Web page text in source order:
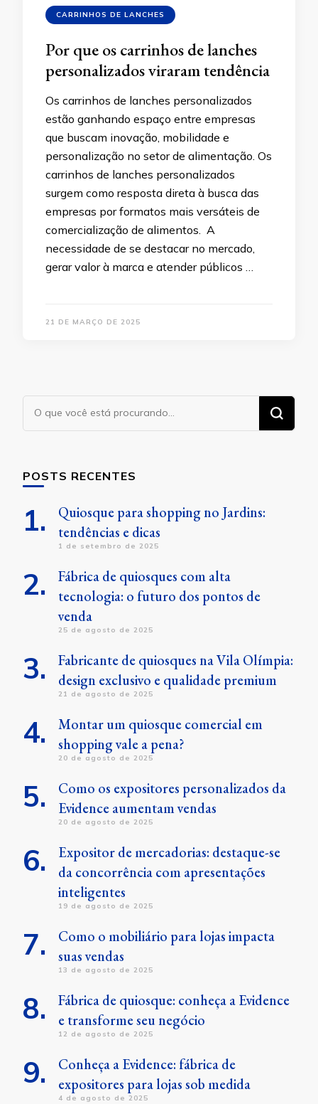
CARRINHOS DE LANCHES
Por que os carrinhos de lanches
personalizados viraram tendência
Os carrinhos de lanches personalizados
estão ganhando espaço entre empresas
que buscam inovação, mobilidade e
personalização no setor de alimentação. Os
carrinhos de lanches personalizados
surgem como resposta direta à busca das
empresas por formatos mais versáteis de
comercialização de alimentos. A
necessidade de se destacar no mercado,
gerar valor à marca e atender públicos …
21 DE MARÇO DE 2025
Procurando
algo?
POSTS RECENTES
Quiosque para shopping no Jardins:
tendências e dicas
1 de setembro de 2025
Fábrica de quiosques com alta
tecnologia: o futuro dos pontos de
venda
25 de agosto de 2025
Fabricante de quiosques na Vila Olímpia:
design exclusivo e qualidade premium
21 de agosto de 2025
Montar um quiosque comercial em
shopping vale a pena?
20 de agosto de 2025
Como os expositores personalizados da
Evidence aumentam vendas
20 de agosto de 2025
Expositor de mercadorias: destaque-se
da concorrência com apresentações
inteligentes
19 de agosto de 2025
Como o mobiliário para lojas impacta
suas vendas
13 de agosto de 2025
Fábrica de quiosque: conheça a Evidence
e transforme seu negócio
12 de agosto de 2025
Conheça a Evidence: fábrica de
expositores para lojas sob medida
4 de agosto de 2025